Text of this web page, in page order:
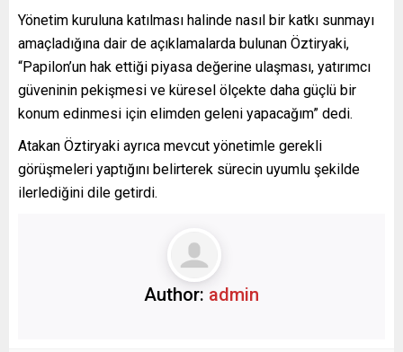
Yönetim kuruluna katılması halinde nasıl bir katkı sunmayı
amaçladığına dair de açıklamalarda bulunan Öztiryaki,
“Papilon’un hak ettiği piyasa değerine ulaşması, yatırımcı
güveninin pekişmesi ve küresel ölçekte daha güçlü bir
konum edinmesi için elimden geleni yapacağım” dedi.
Atakan Öztiryaki ayrıca mevcut yönetimle gerekli
görüşmeleri yaptığını belirterek sürecin uyumlu şekilde
ilerlediğini dile getirdi.
Author: admin